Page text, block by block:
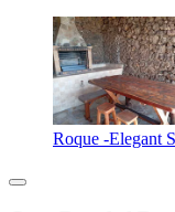
Roque -Elegant